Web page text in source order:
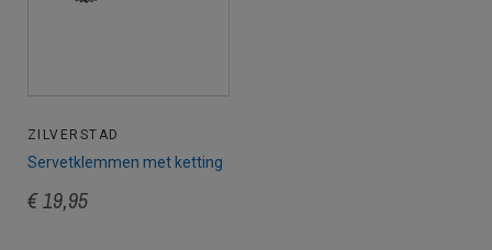
ZILVERSTAD
Servetklemmen met ketting
€ 19,95